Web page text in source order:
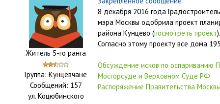
Житель 5-го ранга
Группа: Кунцевчане
Сообщений: 157
ул. Коцюбинского
8 декабря 2016 года
мэра Москвы одобрила проект
района Кунцево (посмотреть проект).
Согласно этому проекту все дома
Обсуждение исков по оспариванию
Мосгорсуде и Верховном Суде РФ
Распоряжение Правительства